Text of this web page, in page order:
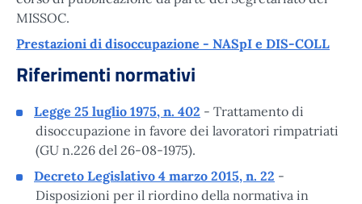
MISSOC.
Prestazioni di disoccupazione - NASpI e DIS-COLL
Riferimenti normativi
Legge 25 luglio 1975, n. 402 - Trattamento di
disoccupazione in favore dei lavoratori rimpatriati
(GU n.226 del 26-08-1975).
Decreto Legislativo 4 marzo 2015, n. 22 -
Disposizioni per il riordino della normativa in